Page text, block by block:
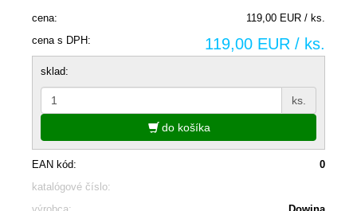
cena:
119,00 EUR / ks.
cena s DPH:
119,00 EUR / ks.
sklad:
ks.
do košíka
EAN kód:
0
katalógové číslo: